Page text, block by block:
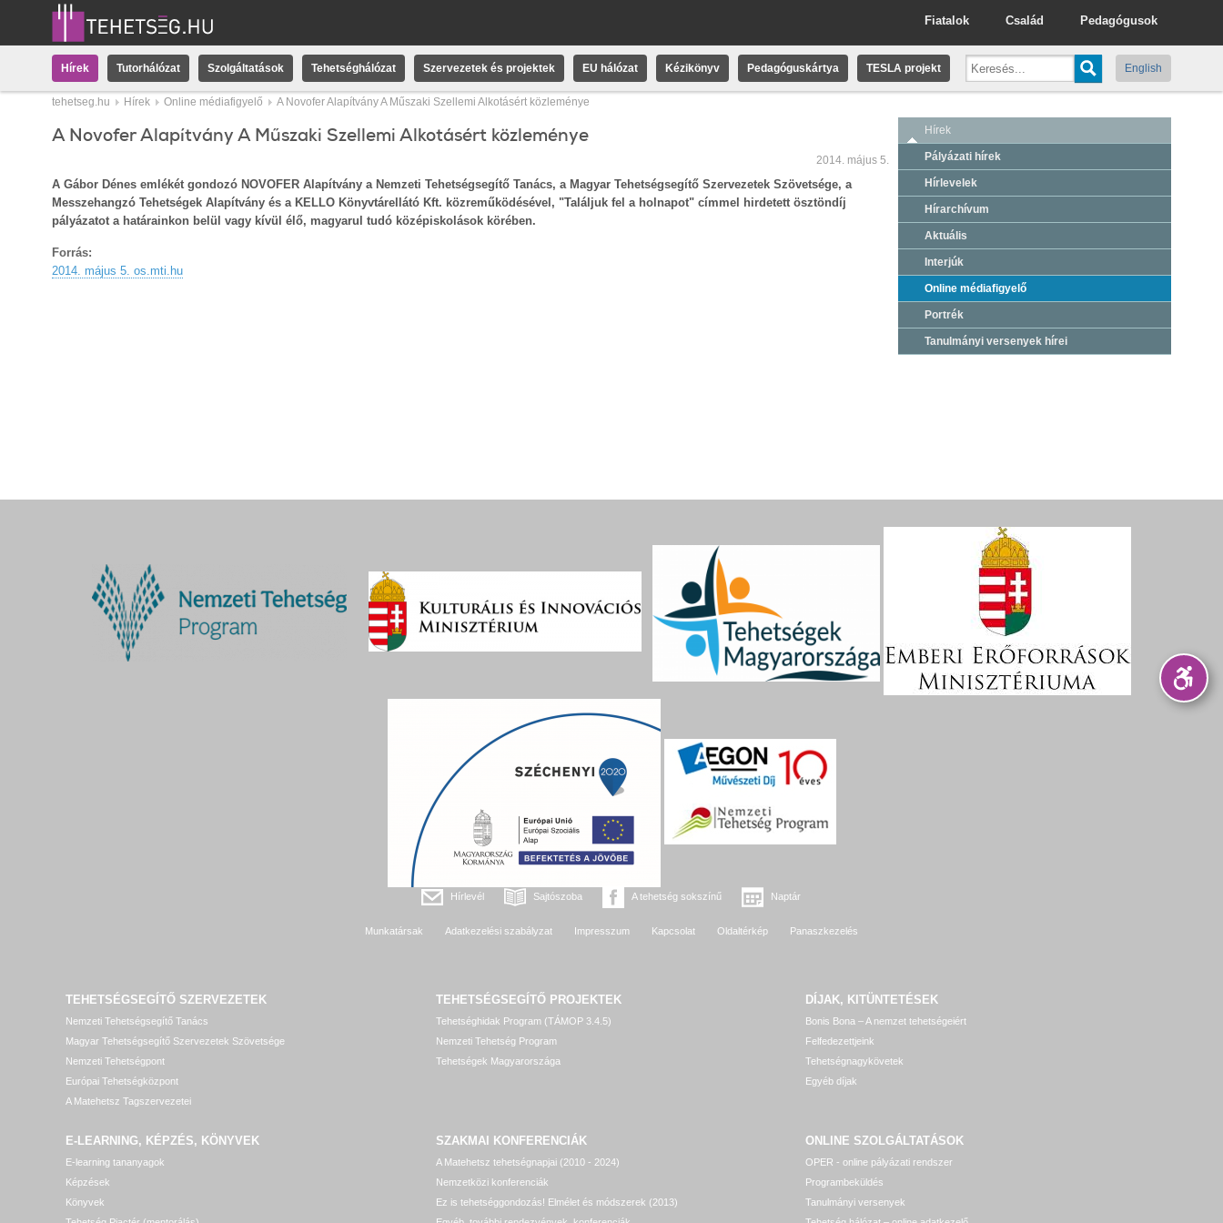
Pedagógusok
Család
Fiatalok
Hírek Tutorhálózat Szolgáltatások Tehetséghálózat Szervezetek és projektek EU hálózat Kézikönyv Pedagóguskártya TESLA projekt English
tehetseg.hu Hírek Online médiafigyelő A Novofer Alapítvány A Műszaki Szellemi Alkotásért közleménye
A Novofer Alapítvány A Műszaki Szellemi Alkotásért közleménye
2014. május 5.
A Gábor Dénes emlékét gondozó NOVOFER Alapítvány a Nemzeti Tehetségsegítő Tanács, a Magyar Tehetségsegítő Szervezetek Szövetsége, a
Messzehangzó Tehetségek Alapítvány és a KELLO Könyvtárellátó Kft. közreműködésével, "Találjuk fel a holnapot" címmel hirdetett ösztöndíj
pályázatot a határainkon belül vagy kívül élő, magyarul tudó középiskolások körében.
Forrás:
2014. május 5. os.mti.hu
Hírek
Pályázati hírek
Hírlevelek
Hírarchívum
Aktuális
Interjúk
Online médiafigyelő
Portrék
Tanulmányi versenyek hírei
Hírlevél Sajtószoba A tehetség sokszínű Naptár
Munkatársak Adatkezelési szabályzat Impresszum Kapcsolat Oldaltérkép Panaszkezelés
TEHETSÉGSEGÍTŐ SZERVEZETEK
Nemzeti Tehetségsegítő Tanács
Magyar Tehetségsegítő Szervezetek Szövetsége
Nemzeti Tehetségpont
Európai Tehetségközpont
A Matehetsz Tagszervezetei
TEHETSÉGSEGÍTŐ PROJEKTEK
Tehetséghidak Program (TÁMOP 3.4.5)
Nemzeti Tehetség Program
Tehetségek Magyarországa
DÍJAK, KITÜNTETÉSEK
Bonis Bona – A nemzet tehetségeiért
Felfedezettjeink
Tehetségnagykövetek
Egyéb díjak
E-LEARNING, KÉPZÉS, KÖNYVEK
E-learning tananyagok
Képzések
Könyvek
SZAKMAI KONFERENCIÁK
A Matehetsz tehetségnapjai (2010 - 2024)
Nemzetközi konferenciák
Ez is tehetséggondozás! Elmélet és módszerek (2013)
ONLINE SZOLGÁLTATÁSOK
OPER - online pályázati rendszer
Programbeküldés
Tanulmányi versenyek